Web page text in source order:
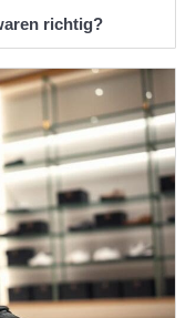
richtig?